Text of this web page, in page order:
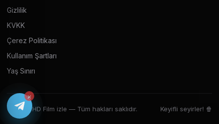
Gizlilik
KVKK
Çerez Politikası
Kullanım Şartları
Yaş Sınırı
© 2026 HD Film izle — Tüm hakları saklıdır. Keyifli seyirler! 🍿
×